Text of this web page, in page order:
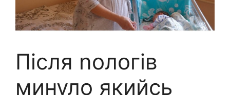
Після nологів
минуло якийсь